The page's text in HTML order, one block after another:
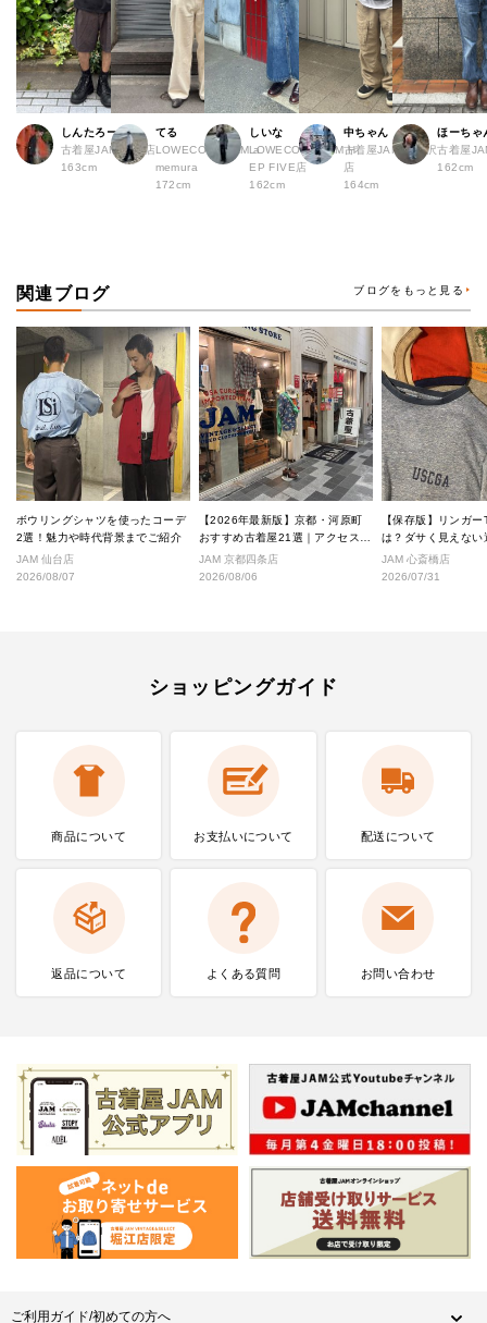
しんたろー
古着屋JAM 仙台店
163cm
てる
LOWECO by JAM a
memura
172cm
しいな
LOWECO by JAM H
EP FIVE店
162cm
中ちゃん
古着屋JAM 下北沢
店
164cm
ほーちゃ
古着屋
162cm
関連ブログ ブログをもっと見る
ボウリングシャツを使ったコーデ
2選！魅力や時代背景までご紹介
JAM 仙台店
2026/08/07
【2026年最新版】京都・河原町
おすすめ古着屋21選｜アクセス良
好な絶対行くべきショップ厳選！
JAM 京都四条店
2026/08/06
【保存版】リンガ
は？ダサく見えない
なし完全ガイド
JAM 心斎橋店
2026/07/31
ショッピングガイド
商品について お支払いについて 配送について
返品について よくある質問 お問い合わせ
ご利用ガイド/初めての方へ